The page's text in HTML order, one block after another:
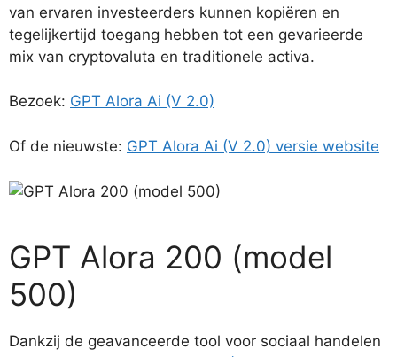
van ervaren investeerders kunnen kopiëren en
tegelijkertijd toegang hebben tot een gevarieerde
mix van cryptovaluta en traditionele activa.
Bezoek: GPT Alora Ai (V 2.0)
Of de nieuwste: GPT Alora Ai (V 2.0) versie website
GPT Alora 200 (model
500)
Dankzij de geavanceerde tool voor sociaal handelen